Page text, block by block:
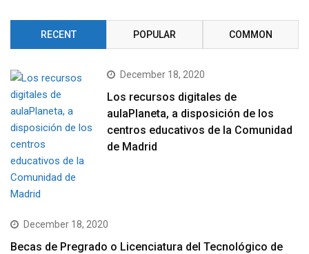
RECENT POPULAR COMMON
December 18, 2020
Los recursos digitales de
aulaPlaneta, a disposición de los
centros educativos de la Comunidad
de Madrid
December 18, 2020
Becas de Pregrado o Licenciatura del Tecnológico de